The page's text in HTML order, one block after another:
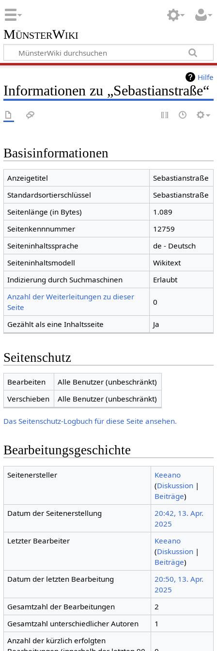
MünsterWiki
Hilfe
Informationen zu „Sebastianstraße“
Basisinformationen
Anzeigetitel
Sebastianstraße
Standardsortierschlüssel
Sebastianstraße
Seitenlänge (in Bytes)
1.089
Seitenkennnummer
12759
Seiteninhaltssprache
de - Deutsch
Seiteninhaltsmodell
Wikitext
Indizierung durch Suchmaschinen
Erlaubt
Anzahl der Weiterleitungen zu dieser
Seite
0
Gezählt als eine Inhaltsseite Ja
Seitenschutz
Bearbeiten
Alle Benutzer (unbeschränkt)
Verschieben
Alle Benutzer (unbeschränkt)
Das Seitenschutz-Logbuch für diese Seite ansehen.
Bearbeitungsgeschichte
Seitenersteller
Keeano
(Diskussion |
Beiträge)
Datum der Seitenerstellung
20:42, 13. Apr.
2025
Letzter Bearbeiter
Keeano
(Diskussion |
Beiträge)
Datum der letzten Bearbeitung
20:50, 13. Apr.
2025
Gesamtzahl der Bearbeitungen
2
Gesamtzahl unterschiedlicher Autoren
1
Anzahl der kürzlich erfolgten